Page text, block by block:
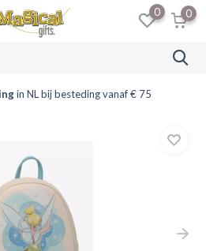
0 0
in NL bij besteding vanaf € 75